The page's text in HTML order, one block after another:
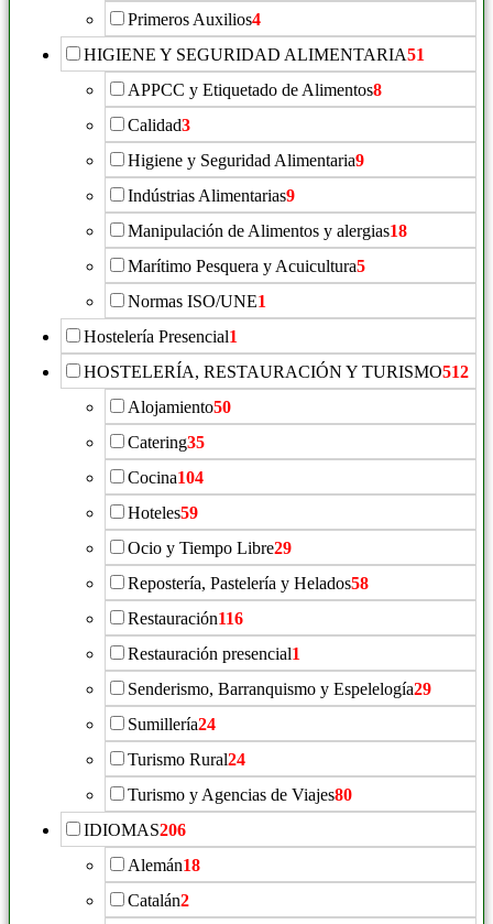
Primeros Auxilios4
HIGIENE Y SEGURIDAD ALIMENTARIA51
APPCC y Etiquetado de Alimentos8
Calidad3
Higiene y Seguridad Alimentaria9
Indústrias Alimentarias9
Manipulación de Alimentos y alergias18
Marítimo Pesquera y Acuicultura5
Normas ISO/UNE1
Hostelería Presencial1
HOSTELERÍA, RESTAURACIÓN Y TURISMO512
Alojamiento50
Catering35
Cocina104
Hoteles59
Ocio y Tiempo Libre29
Repostería, Pastelería y Helados58
Restauración116
Restauración presencial1
Senderismo, Barranquismo y Espelelogía29
Sumillería24
Turismo Rural24
Turismo y Agencias de Viajes80
IDIOMAS206
Alemán18
Catalán2